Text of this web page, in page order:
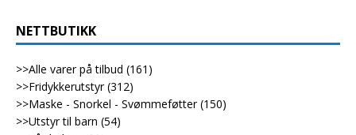
NETTBUTIKK
>>Alle varer på tilbud (161)
>>Fridykkerutstyr (312)
>>Maske - Snorkel - Svømmeføtter (150)
>>Utstyr til barn (54)